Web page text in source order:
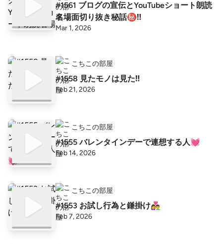
#1561 ブログの宣伝とYouTubeショート朗読
名場面切り抜き秘話㊙️‼️
Mar 1, 2026
こちこの部屋
#1558 見たモノは見た‼️
Feb 21, 2026
こちこの部屋
#1555 バレンタインデーで連想する人💓
Feb 14, 2026
こちこの部屋
#1553 お試し行為と鎌掛け👩‍❤️‍👨
Feb 7, 2026